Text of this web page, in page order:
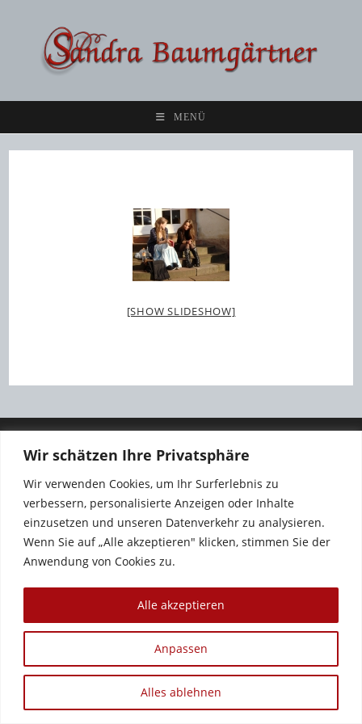
Wir schätzen Ihre Privatsphäre
Wir verwenden Cookies, um Ihr Surferlebnis zu
verbessern, personalisierte Anzeigen oder Inhalte
einzusetzen und unseren Datenverkehr zu analysieren.
Wenn Sie auf „Alle akzeptieren" klicken, stimmen Sie der
Anwendung von Cookies zu.
Anpassen
Alles ablehnen
Alle akzeptieren
springen
MENÜ
[SHOW SLIDESHOW]
Copyright 2012 - 2026 - Sandra Baumgärtner